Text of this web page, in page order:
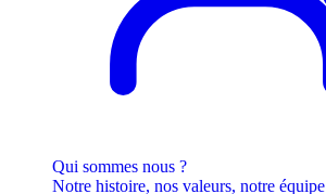
Qui sommes nous ?
Notre histoire, nos valeurs, notre équipe